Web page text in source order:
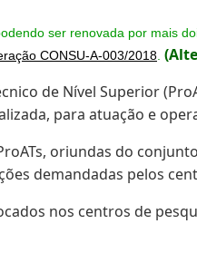
ser renovada por mais
CONSU-A-003/2018
de Nível Superior
para atuação e
oriundas do
demandadas pelos
nos centros de